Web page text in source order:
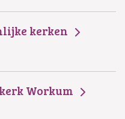
kerken
Workum